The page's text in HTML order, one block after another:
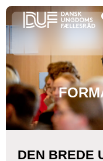
DEN BREDE